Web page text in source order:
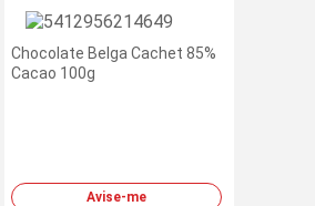
Ofertas
exclusivas
site
-
Chocolate Belga Cachet 85%
Cacao 100g
Avise-me